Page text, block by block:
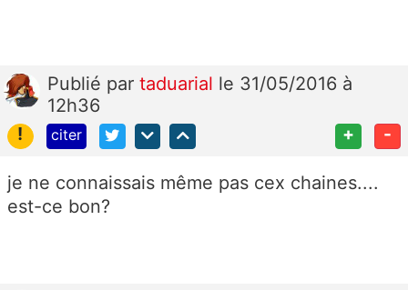
Publié par taduarial le 31/05/2016 à
12h36
!
citer + -
je ne connaissais même pas cex chaines....
est-ce bon?